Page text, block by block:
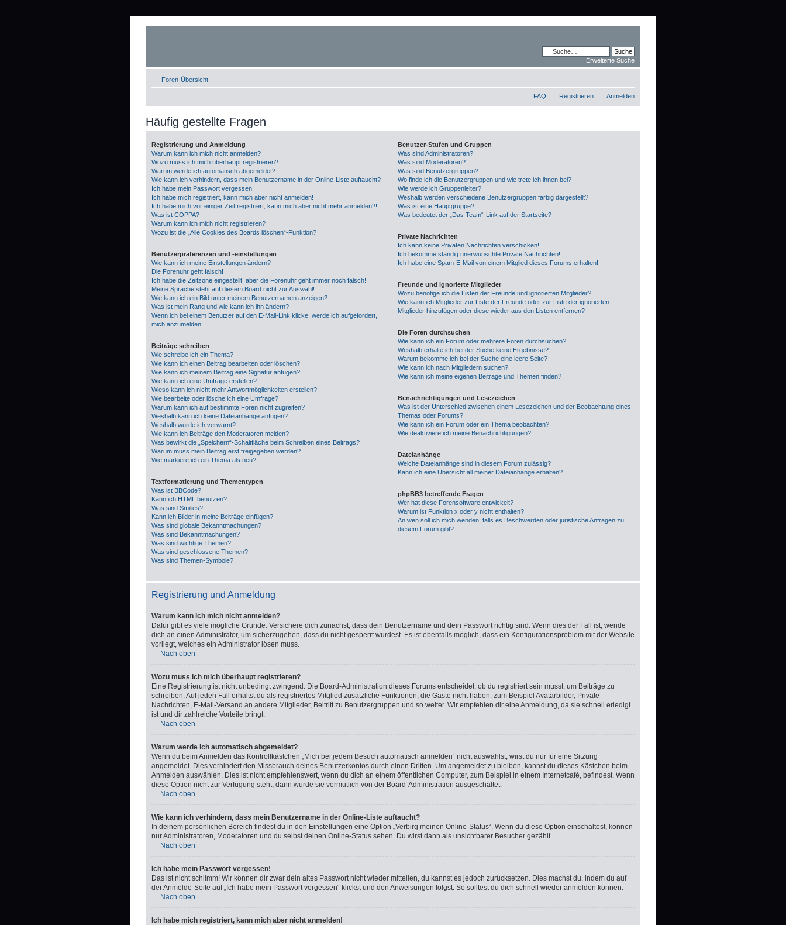
Erweiterte Suche
Foren-Übersicht
FAQ Registrieren Anmelden
Häufig gestellte Fragen
Registrierung und Anmeldung
Warum kann ich mich nicht anmelden?
Wozu muss ich mich überhaupt registrieren?
Warum werde ich automatisch abgemeldet?
Wie kann ich verhindern, dass mein Benutzername in der Online-Liste auftaucht?
Ich habe mein Passwort vergessen!
Ich habe mich registriert, kann mich aber nicht anmelden!
Ich habe mich vor einiger Zeit registriert, kann mich aber nicht mehr anmelden?!
Was ist COPPA?
Warum kann ich mich nicht registrieren?
Wozu ist die „Alle Cookies des Boards löschen“-Funktion?
Benutzerpräferenzen und -einstellungen
Wie kann ich meine Einstellungen ändern?
Die Forenuhr geht falsch!
Ich habe die Zeitzone eingestellt, aber die Forenuhr geht immer noch falsch!
Meine Sprache steht auf diesem Board nicht zur Auswahl!
Wie kann ich ein Bild unter meinem Benutzernamen anzeigen?
Was ist mein Rang und wie kann ich ihn ändern?
Wenn ich bei einem Benutzer auf den E-Mail-Link klicke, werde ich aufgefordert,
mich anzumelden.
Beiträge schreiben
Wie schreibe ich ein Thema?
Wie kann ich einen Beitrag bearbeiten oder löschen?
Wie kann ich meinem Beitrag eine Signatur anfügen?
Wie kann ich eine Umfrage erstellen?
Wieso kann ich nicht mehr Antwortmöglichkeiten erstellen?
Wie bearbeite oder lösche ich eine Umfrage?
Warum kann ich auf bestimmte Foren nicht zugreifen?
Weshalb kann ich keine Dateianhänge anfügen?
Weshalb wurde ich verwarnt?
Wie kann ich Beiträge den Moderatoren melden?
Was bewirkt die „Speichern“-Schaltfläche beim Schreiben eines Beitrags?
Warum muss mein Beitrag erst freigegeben werden?
Wie markiere ich ein Thema als neu?
Textformatierung und Thementypen
Was ist BBCode?
Kann ich HTML benutzen?
Was sind Smilies?
Kann ich Bilder in meine Beiträge einfügen?
Was sind globale Bekanntmachungen?
Was sind Bekanntmachungen?
Was sind wichtige Themen?
Was sind geschlossene Themen?
Was sind Themen-Symbole?
Benutzer-Stufen und Gruppen
Was sind Administratoren?
Was sind Moderatoren?
Was sind Benutzergruppen?
Wo finde ich die Benutzergruppen und wie trete ich ihnen bei?
Wie werde ich Gruppenleiter?
Weshalb werden verschiedene Benutzergruppen farbig dargestellt?
Was ist eine Hauptgruppe?
Was bedeutet der „Das Team“-Link auf der Startseite?
Private Nachrichten
Ich kann keine Privaten Nachrichten verschicken!
Ich bekomme ständig unerwünschte Private Nachrichten!
Ich habe eine Spam-E-Mail von einem Mitglied dieses Forums erhalten!
Freunde und ignorierte Mitglieder
Wozu benötige ich die Listen der Freunde und ignorierten Mitglieder?
Wie kann ich Mitglieder zur Liste der Freunde oder zur Liste der ignorierten
Mitglieder hinzufügen oder diese wieder aus den Listen entfernen?
Die Foren durchsuchen
Wie kann ich ein Forum oder mehrere Foren durchsuchen?
Weshalb erhalte ich bei der Suche keine Ergebnisse?
Warum bekomme ich bei der Suche eine leere Seite?
Wie kann ich nach Mitgliedern suchen?
Wie kann ich meine eigenen Beiträge und Themen finden?
Benachrichtigungen und Lesezeichen
Was ist der Unterschied zwischen einem Lesezeichen und der Beobachtung eines
Themas oder Forums?
Wie kann ich ein Forum oder ein Thema beobachten?
Wie deaktiviere ich meine Benachrichtigungen?
Dateianhänge
Welche Dateianhänge sind in diesem Forum zulässig?
Kann ich eine Übersicht all meiner Dateianhänge erhalten?
phpBB3 betreffende Fragen
Wer hat diese Forensoftware entwickelt?
Warum ist Funktion x oder y nicht enthalten?
An wen soll ich mich wenden, falls es Beschwerden oder juristische Anfragen zu
diesem Forum gibt?
Registrierung und Anmeldung
Warum kann ich mich nicht anmelden?
Dafür gibt es viele mögliche Gründe. Versichere dich zunächst, dass dein Benutzername und dein Passwort richtig sind. Wenn dies der Fall ist, wende
dich an einen Administrator, um sicherzugehen, dass du nicht gesperrt wurdest. Es ist ebenfalls möglich, dass ein Konfigurationsproblem mit der Website
vorliegt, welches ein Administrator lösen muss.
Nach oben
Wozu muss ich mich überhaupt registrieren?
Eine Registrierung ist nicht unbedingt zwingend. Die Board-Administration dieses Forums entscheidet, ob du registriert sein musst, um Beiträge zu
schreiben. Auf jeden Fall erhältst du als registriertes Mitglied zusätzliche Funktionen, die Gäste nicht haben: zum Beispiel Avatarbilder, Private
Nachrichten, E-Mail-Versand an andere Mitglieder, Beitritt zu Benutzergruppen und so weiter. Wir empfehlen dir eine Anmeldung, da sie schnell erledigt
ist und dir zahlreiche Vorteile bringt.
Nach oben
Warum werde ich automatisch abgemeldet?
Wenn du beim Anmelden das Kontrollkästchen „Mich bei jedem Besuch automatisch anmelden“ nicht auswählst, wirst du nur für eine Sitzung
angemeldet. Dies verhindert den Missbrauch deines Benutzerkontos durch einen Dritten. Um angemeldet zu bleiben, kannst du dieses Kästchen beim
Anmelden auswählen. Dies ist nicht empfehlenswert, wenn du dich an einem öffentlichen Computer, zum Beispiel in einem Internetcafé, befindest. Wenn
diese Option nicht zur Verfügung steht, dann wurde sie vermutlich von der Board-Administration ausgeschaltet.
Nach oben
Wie kann ich verhindern, dass mein Benutzername in der Online-Liste auftaucht?
In deinem persönlichen Bereich findest du in den Einstellungen eine Option „Verbirg meinen Online-Status“. Wenn du diese Option einschaltest, können
nur Administratoren, Moderatoren und du selbst deinen Online-Status sehen. Du wirst dann als unsichtbarer Besucher gezählt.
Nach oben
Ich habe mein Passwort vergessen!
Das ist nicht schlimm! Wir können dir zwar dein altes Passwort nicht wieder mitteilen, du kannst es jedoch zurücksetzen. Dies machst du, indem du auf
der Anmelde-Seite auf „Ich habe mein Passwort vergessen“ klickst und den Anweisungen folgst. So solltest du dich schnell wieder anmelden können.
Nach oben
Ich habe mich registriert, kann mich aber nicht anmelden!